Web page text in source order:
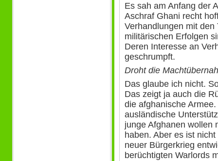
Es sah am Anfang der
Aschraf Ghani recht
Verhandlungen mit den
militärischen Erfolgen
Deren Interesse an
geschrumpft.
Droht die
Das glaube ich nicht.
Das zeigt ja auch die
die afghanische
ausländische
junge Afghanen wollen
haben. Aber es ist
neuer Bürgerkrieg
berüchtigten Warlords